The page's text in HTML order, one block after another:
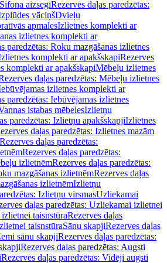
Sifona aizsegiRezerves daļas paredzētas:
vāciņšDvieļu
apmalesIzlietnes komplekti ar
izlietnes komplekti ar
paredzētas: Roku mazgāšanas izlietnes
komplekti ar apakšskapiRezerves
komplekti ar apakšskapiMēbeļu izlietnes
daļas paredzētas: Mēbeļu izlietnes
izlietnes komplekti ar
paredzētas: Iebūvējamas izlietnes
istabas mēbelesIzlietņu
paredzētas: Izlietņu apakšskapjiIzlietnes
daļas paredzētas: Izlietnes mazām
Rezerves daļas paredzētas:
Rezerves daļas paredzētas:
izlietnēmRezerves daļas paredzētas:
mazgāšanas izlietnēmRezerves daļas
izlietnēmIzlietņu
Izlietņu virsmasUzliekamai
daļas paredzētas: Uzliekamai izlietnei
taisnstūraRezerves daļas
taisnstūraSānu skapjiRezerves daļas
sānu skapjiRezerves daļas paredzētas:
Rezerves daļas paredzētas: Augsti
Rezerves daļas paredzētas: Vidēji augsti